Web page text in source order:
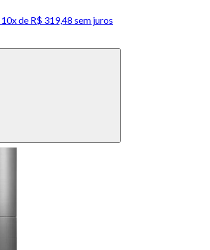
10x de R$ 319,48 sem juros